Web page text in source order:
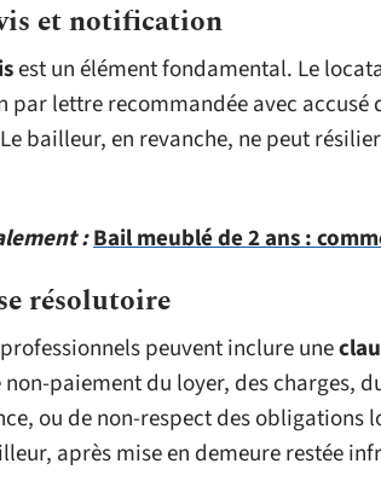
et notification
est un élément fondamental. Le
par lettre recommandée avec
bailleur, en revanche, ne peut
:Bail meublé de 2 ans :
résolutoire
peuvent inclure une
non-paiement du loyer, des charges,
ou de non-respect des obligations
après mise en demeure restée